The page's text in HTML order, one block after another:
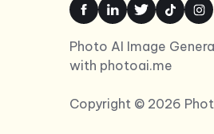
Photo AI Image
with photoai.me
Copyright © 2026